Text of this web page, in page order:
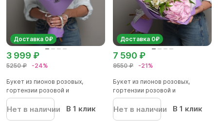
Доставка 0₽
5250 ₽ -24%
3 999 ₽
Букет из пионов розовых,
гортензии розовой и
альстромер...
Нет в наличии В 1 клик
Доставка 0₽
9550 ₽ -21%
7 590 ₽
Букет из пионов розовых,
гортензии розовой и
альстромер...
Нет в наличии В 1 клик